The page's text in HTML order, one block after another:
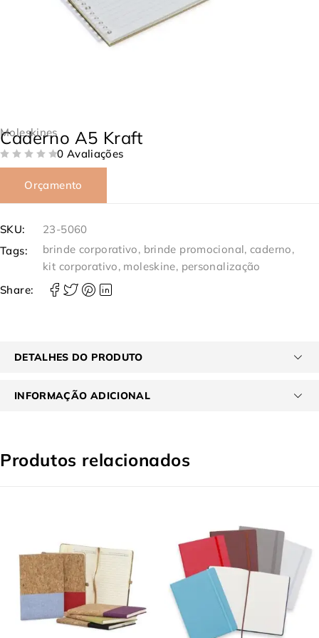
Moleskines
Caderno A5 Kraft
0 Avaliações
Orçamento
SKU:
23-5060
Tags:
brinde corporativo, brinde promocional, caderno,
kit corporativo, moleskine, personalização
Share:
DETALHES DO PRODUTO
INFORMAÇÃO ADICIONAL
Produtos relacionados